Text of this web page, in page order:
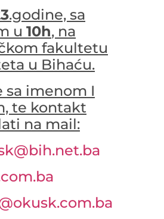
.godine, sa
u 10h, na
fakultetu
u Bihaću.
sa imenom I
te kontakt
na mail: